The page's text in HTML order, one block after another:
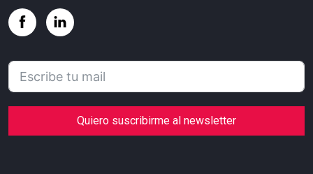
Quiero suscribirme al newsletter